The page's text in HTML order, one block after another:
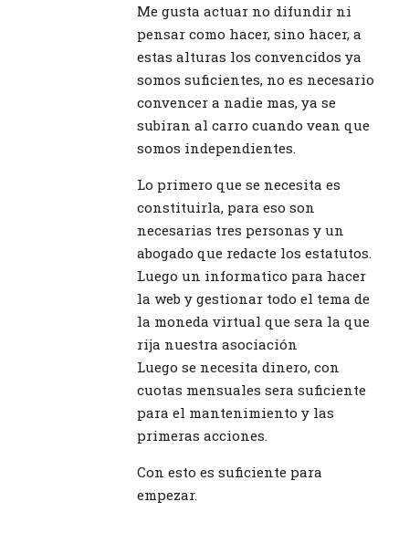
Me gusta actuar no difundir ni
pensar como hacer, sino hacer, a
estas alturas los convencidos ya
somos suficientes, no es necesario
convencer a nadie mas, ya se
subiran al carro cuando vean que
somos independientes.
Lo primero que se necesita es
constituirla, para eso son
necesarias tres personas y un
abogado que redacte los estatutos.
Luego un informatico para hacer
la web y gestionar todo el tema de
la moneda virtual que sera la que
rija nuestra asociación
Luego se necesita dinero, con
cuotas mensuales sera suficiente
para el mantenimiento y las
primeras acciones.
Con esto es suficiente para
empezar.